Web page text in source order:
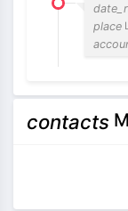
place
contacts